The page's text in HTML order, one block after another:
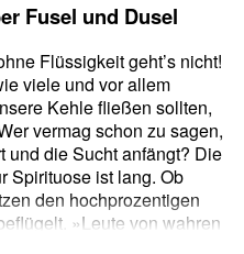
Fusel und Dusel
Flüssigkeit geht’s nicht!
viele und vor allem
Kehle fließen sollten,
vermag schon zu sagen,
und die Sucht anfängt? Die
Spirituose ist lang. Ob
den hochprozentigen
»Leute von wahren
das Leben aus dem